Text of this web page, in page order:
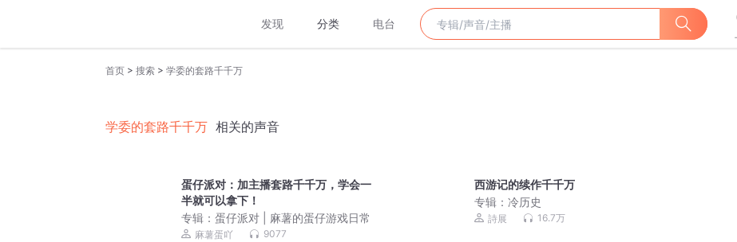
发现 分类 电台
首页 > 搜索 > 学委的套路千千万
学委的套路千千万 相关的声音
蛋仔派对：加主播套路千千万，学会一
半就可以拿下！
专辑： 蛋仔派对 | 麻薯的蛋仔游戏日常
麻薯蛋吖 9077
西游记的续作千千万
专辑：冷历史
詩展 16.7万